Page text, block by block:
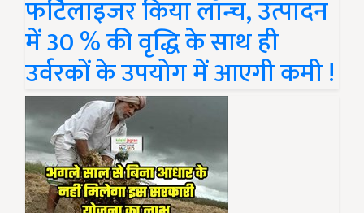
फर्टिलाइजर किया लॉन्च, उत्पादन
में 30 % की वृद्धि के साथ ही
उर्वरकों के उपयोग में आएगी कमी !